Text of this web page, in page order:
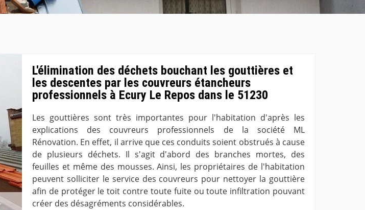
L'élimination des déchets bouchant les gouttières et
les descentes par les couvreurs étancheurs
professionnels à Ecury Le Repos dans le 51230
Les gouttières sont très importantes pour l'habitation d'après les
explications des couvreurs professionnels de la société ML
Rénovation. En effet, il arrive que ces conduits soient obstrués à cause
de plusieurs déchets. Il s'agit d'abord des branches mortes, des
feuilles et même des mousses. Ainsi, les propriétaires de l'habitation
peuvent solliciter le service des couvreurs pour nettoyer la gouttière
afin de protéger le toit contre toute fuite ou toute infiltration pouvant
créer des désagréments considérables.